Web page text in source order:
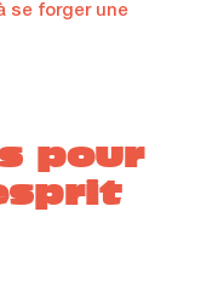
se forger une
pour